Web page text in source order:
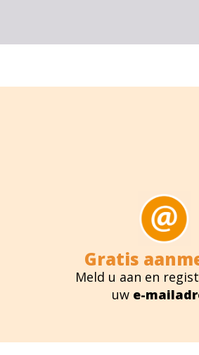
Gratis
Meld u aan en
uw e-